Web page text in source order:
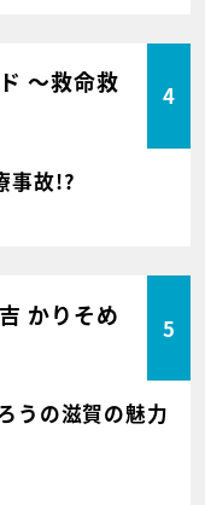
～救命救
4
事故!?
かりそめ
5
うの滋賀の魅力